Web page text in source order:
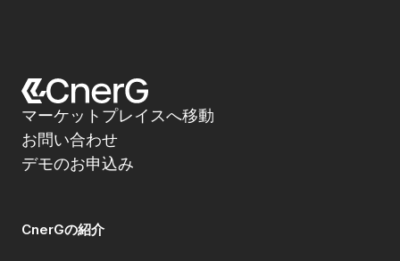
マーケットプレイスへ移動
お問い合わせ
デモのお申込み
CnerGの紹介